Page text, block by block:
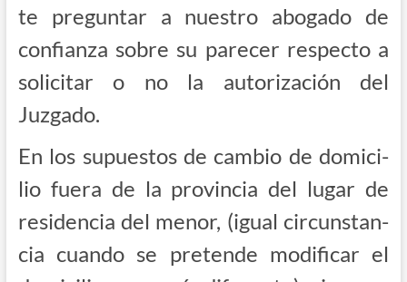
te pre­gun­tar a nues­tro abo­ga­do de
con­fian­za sobre su pare­cer res­pec­to a
soli­ci­tar o no la auto­ri­za­ción del
Juzgado.
En los supues­tos de cam­bio de domi­ci­
lio fue­ra de la pro­vin­cia del lugar de
resi­den­cia del menor, (igual cir­cuns­tan­
cia cuan­do se pre­ten­de modi­fi­car el